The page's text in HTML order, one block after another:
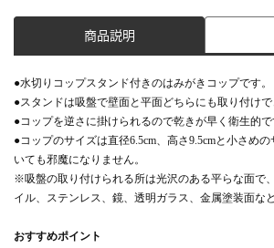
商品説明
●水切りコップスタンド付きのはみがきコップです。
●スタンドは吸盤で壁面と平面どちらにも取り付けで
●コップを逆さに掛けられるので乾きが早く衛生的で
●コップのサイズは直径6.5cm、高さ9.5cmと小さめ
いても邪魔になりません。
※吸盤の取り付けられる所は光沢のある平らな面で
イル、ステンレス、鏡、透明ガラス、金属塗装面など
おすすめポイント